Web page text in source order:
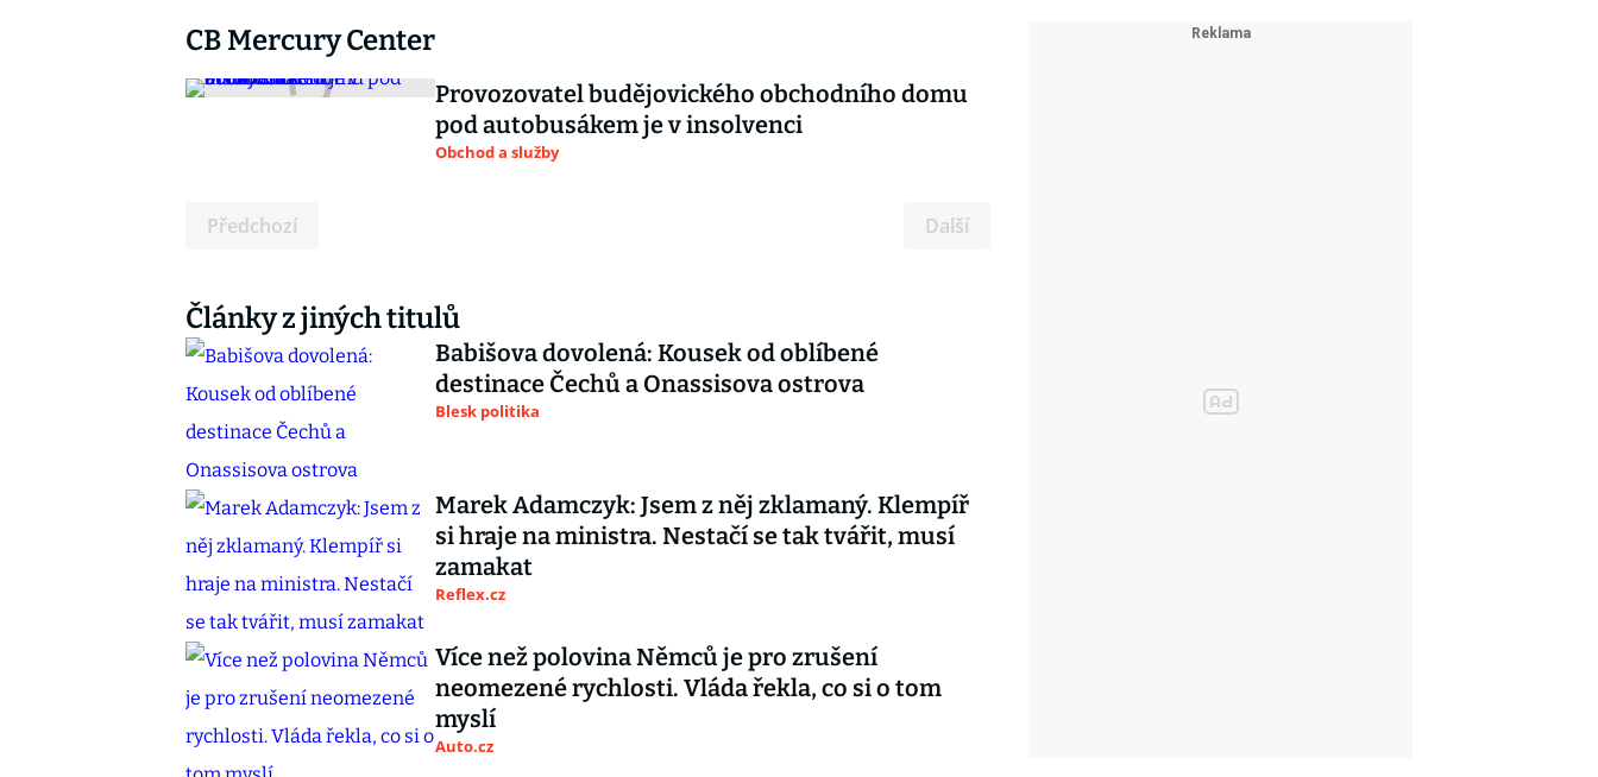
CB Mercury Center
Provozovatel budějovického obchodního domu
pod autobusákem je v insolvenci
Obchod a služby
Předchozí Další
Články z jiných titulů
Babišova dovolená: Kousek od oblíbené
destinace Čechů a Onassisova ostrova
Blesk politika
Marek Adamczyk: Jsem z něj zklamaný. Klempíř
si hraje na ministra. Nestačí se tak tvářit, musí
zamakat
Reflex.cz
Více než polovina Němců je pro zrušení
neomezené rychlosti. Vláda řekla, co si o tom
myslí
Auto.cz